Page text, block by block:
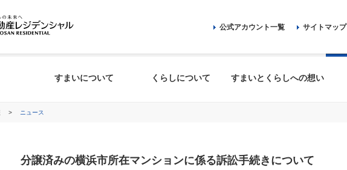
すまいについて くらしについて すまいとくらしへの想い
サイトマップ
公式アカウント一覧
> ニュース
分譲済みの横浜市所在マンションに係る訴訟手続きについて